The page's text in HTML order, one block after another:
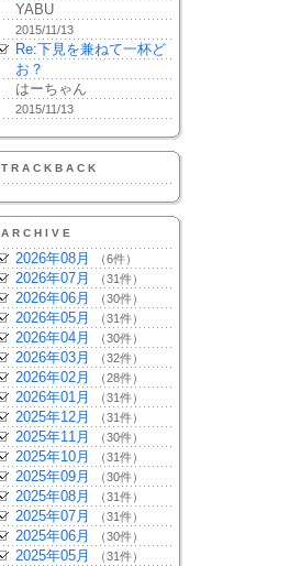
YABU
2015/11/13
Re:下見を兼ねて一杯ど
お？
はーちゃん
2015/11/13
TRACKBACK
ARCHIVE
2026年08月 （6件）
2026年07月 （31件）
2026年06月 （30件）
2026年05月 （31件）
2026年04月 （30件）
2026年03月 （32件）
2026年02月 （28件）
2026年01月 （31件）
2025年12月 （31件）
2025年11月 （30件）
2025年10月 （31件）
2025年09月 （30件）
2025年08月 （31件）
2025年07月 （31件）
2025年06月 （30件）
2025年05月 （31件）